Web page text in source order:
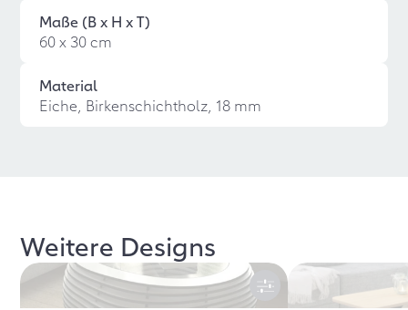
Maße (B x H x T)
60 x 30 cm
Material
Eiche, Birkenschichtholz, 18 mm
Weitere Designs